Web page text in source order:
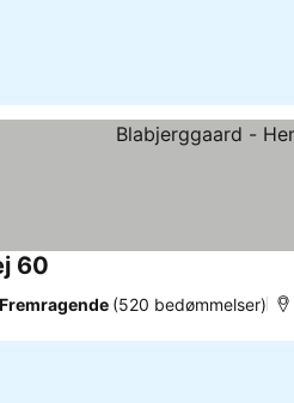
60
Fremragende (520 bedømmelser)